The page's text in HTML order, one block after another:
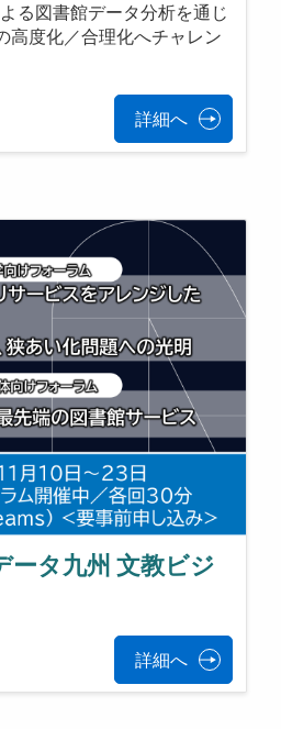
る図書館データ分析を通じ
高度化／合理化へチャレン
詳細へ
ータ九州 文教ビジ
詳細へ